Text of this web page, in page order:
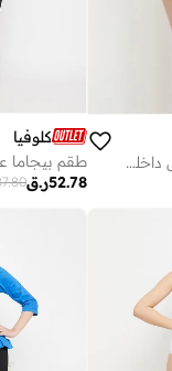
كلوفيا عبوة من سراويل داخلية بيكيني بخصر منخفض - قطن
كلوفيا
ر.ق52.78